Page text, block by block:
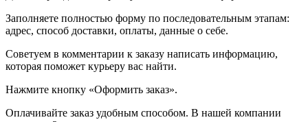
​​​​​​​Заполняете полностью форму по последовательным этапам:
адрес, способ доставки, оплаты, данные о себе.
​​​​​​​Советуем в комментарии к заказу написать информацию,
которая поможет курьеру вас найти.
​​​​​​​Нажмите кнопку «Оформить заказ».
Оплачивайте заказ удобным способом. В нашей компании